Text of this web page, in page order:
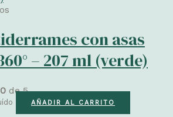
con asas
– 207 ml (verde)
0 de 5
AÑADIR AL CARRITO